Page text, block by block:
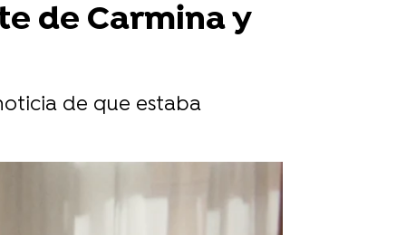
de Carmina y
de que estaba